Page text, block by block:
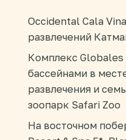
Occidental Cala
развлечений
Комплекс
бассейнами в
развлечения и
зоопарк Safari Zoo
На восточном